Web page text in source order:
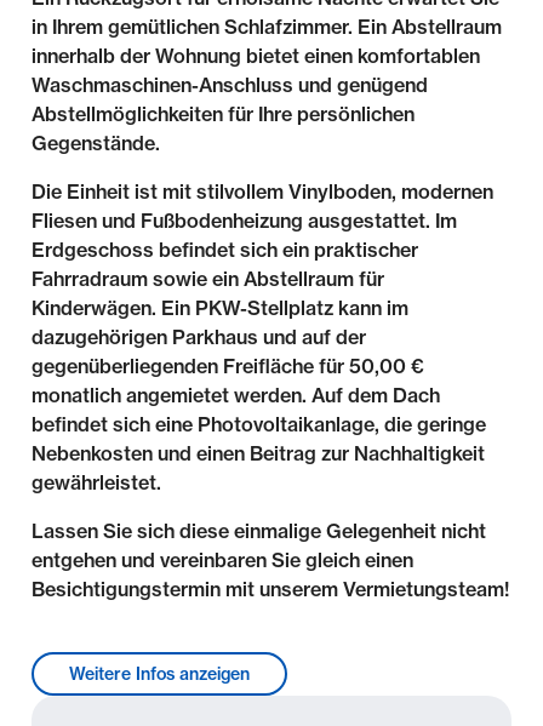
in Ihrem gemütlichen Schlafzimmer. Ein Abstellraum
innerhalb der Wohnung bietet einen komfortablen
Waschmaschinen-Anschluss und genügend
Abstellmöglichkeiten für Ihre persönlichen
Gegenstände.
Die Einheit ist mit stilvollem Vinylboden, modernen
Fliesen und Fußbodenheizung ausgestattet. Im
Erdgeschoss befindet sich ein praktischer
Fahrradraum sowie ein Abstellraum für
Kinderwägen. Ein PKW-Stellplatz kann im
dazugehörigen Parkhaus und auf der
gegenüberliegenden Freifläche für 50,00 €
monatlich angemietet werden. Auf dem Dach
befindet sich eine Photovoltaikanlage, die geringe
Nebenkosten und einen Beitrag zur Nachhaltigkeit
gewährleistet.
Lassen Sie sich diese einmalige Gelegenheit nicht
entgehen und vereinbaren Sie gleich einen
Besichtigungstermin mit unserem Vermietungsteam!
Lage & Umgebung
Weitere Infos anzeigen